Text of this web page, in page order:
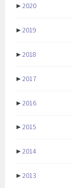
►2020
►2019
►2018
►2017
►2016
►2015
►2014
►2013